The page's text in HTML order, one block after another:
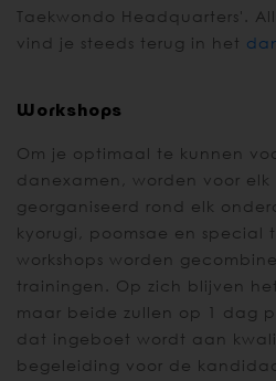
Taekwondo Headquarters'.
vind je steeds terug in het
Workshops
Om je optimaal te kunnen
danexamen, worden voor elk
georganiseerd rond elk
kyorugi, poomsae en special
workshops worden
trainingen. Op zich blijven
maar beide zullen op 1 dag
dat ingeboet wordt aan
begeleiding voor de